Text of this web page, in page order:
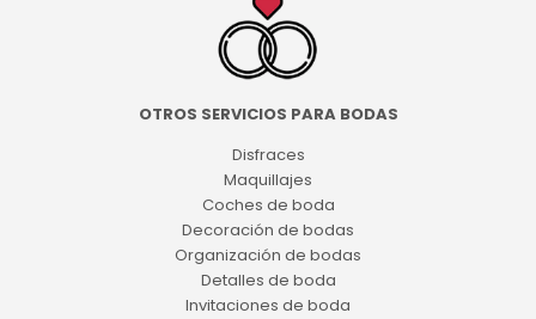
OTROS SERVICIOS PARA BODAS
Disfraces
Maquillajes
Coches de boda
Decoración de bodas
Organización de bodas
Detalles de boda
Invitaciones de boda